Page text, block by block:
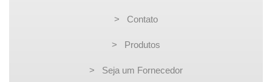
> Contato
> Produtos
> Seja um Fornecedor